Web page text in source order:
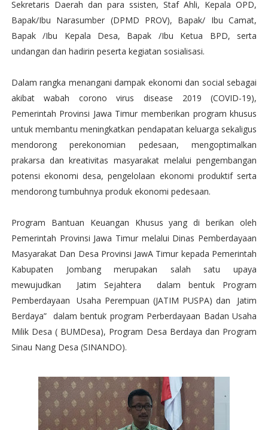
Sekretaris Daerah dan para ssisten, Staf Ahli, Kepala OPD,
Bapak/Ibu Narasumber (DPMD PROV), Bapak/ Ibu Camat,
Bapak /Ibu Kepala Desa, Bapak /Ibu Ketua BPD, serta
undangan dan hadirin peserta kegiatan sosialisasi.
Dalam rangka menangani dampak ekonomi dan social sebagai
akibat wabah corono virus disease 2019 (COVID-19),
Pemerintah Provinsi Jawa Timur memberikan program khusus
untuk membantu meningkatkan pendapatan keluarga sekaligus
mendorong perekonomian pedesaan, mengoptimalkan
prakarsa dan kreativitas masyarakat melalui pengembangan
potensi ekonomi desa, pengelolaan ekonomi produktif serta
mendorong tumbuhnya produk ekonomi pedesaan.
Program Bantuan Keuangan Khusus yang di berikan oleh
Pemerintah Provinsi Jawa Timur melalui Dinas Pemberdayaan
Masyarakat Dan Desa Provinsi JawA Timur kepada Pemerintah
Kabupaten Jombang merupakan salah satu upaya
mewujudkan Jatim Sejahtera dalam bentuk Program
Pemberdayaan Usaha Perempuan (JATIM PUSPA) dan Jatim
Berdaya” dalam bentuk program Perberdayaan Badan Usaha
Milik Desa ( BUMDesa), Program Desa Berdaya dan Program
Sinau Nang Desa (SINANDO).